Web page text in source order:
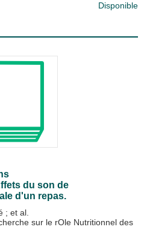
Disponible
du son de
d'un repas.
; et al.
sur le rOle Nutritionnel des